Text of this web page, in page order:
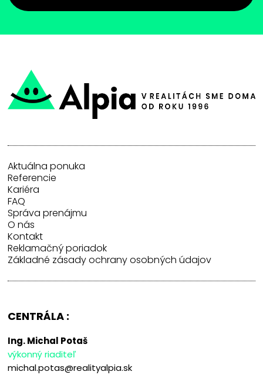
Aktuálna ponuka
Referencie
Kariéra
FAQ
Správa prenájmu
O nás
Kontakt
Reklamačný poriadok
Základné zásady ochrany osobných údajov
CENTRÁLA :
Ing. Michal Potaš
výkonný riaditeľ
michal.potas@realityalpia.sk